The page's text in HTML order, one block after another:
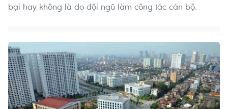
bại hay không là do đội ngũ làm công tác cán bộ.